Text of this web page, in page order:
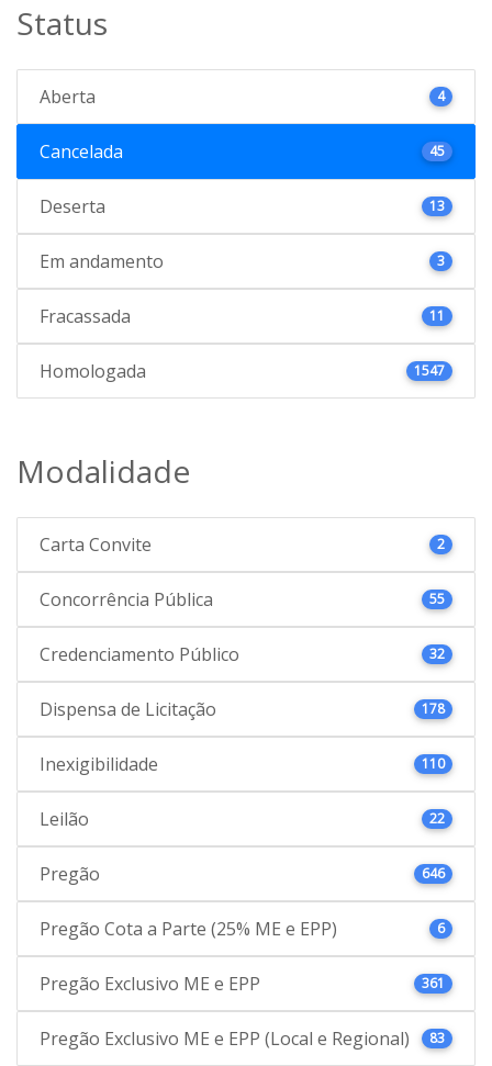
Status
Aberta 4
Cancelada 45
Deserta 13
Em andamento 3
Fracassada 11
Homologada 1547
Modalidade
Carta Convite 2
Concorrência Pública 55
Credenciamento Público 32
Dispensa de Licitação 178
Inexigibilidade 110
Leilão 22
Pregão 646
Pregão Cota a Parte (25% ME e EPP) 6
Pregão Exclusivo ME e EPP 361
Pregão Exclusivo ME e EPP (Local e Regional) 83